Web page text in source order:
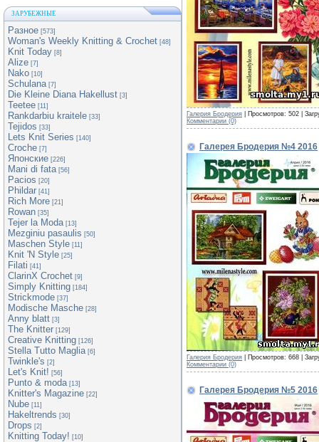
ЗАРУБЕЖНЫЕ
Разное [573]
Woman's Weekly Knitting & Crochet [48]
Knit Today [8]
Alize [7]
Nako [10]
Schulana [7]
Die Kleine Diana Hakellust [3]
Teetee [11]
Rankdarbiu kraitele [33]
Tejidos [33]
Lets Knit Series [140]
Croche [7]
Японские [226]
Mani di fata [56]
Pacios [20]
Phildar [41]
Rich More [21]
Rowan [35]
Tejer la Moda [13]
Mezginiu pasaulis [50]
Maschen Style [11]
Knit 'N Style [25]
Filati [41]
ClarinX Crochet [9]
Simply Knitting [184]
Strickmode [37]
Modische Masche [28]
Anny blatt [3]
The Knitter [129]
Creative Knitting [126]
Stella Tutto Maglia [6]
Twinkle's [2]
Let's Knit! [56]
Punto & moda [13]
Knitter's Magazine [22]
Nube [11]
Hakeltrends [30]
Drops [2]
Knitting Today! [10]
Галерия Бродерия | Просмотров: 502 |
Комментарии (0)
Галерея Бродерия №4 2016
Галерия Бродерия | Просмотров: 668 |
Комментарии (0)
Галерея Бродерия №5 2016